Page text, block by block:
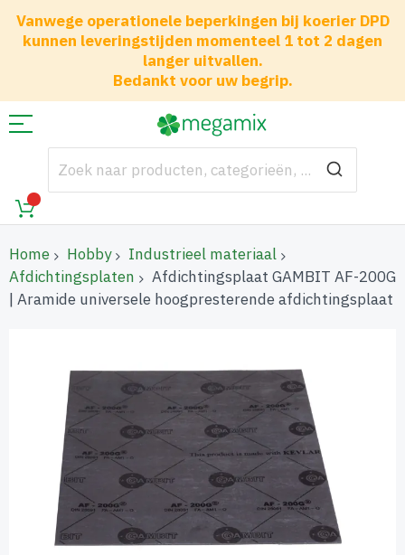
Vanwege operationele beperkingen bij koerier DPD
kunnen leveringstijden momenteel 1 tot 2 dagen
langer uitvallen.
Bedankt voor uw begrip.
Home Hobby
Industrieel materiaal
Afdichtingsplaten
Afdichtingsplaat GAMBIT AF-200G
| Aramide universele hoogpresterende afdichtingsplaat
afbeeldingen-